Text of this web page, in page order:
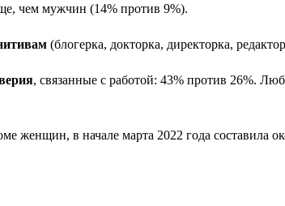
чем мужчин (14% против 9%).
(блогерка, докторка, директорка,
, связанные с работой: 43% против 26%.
женщин, в начале марта 2022 года